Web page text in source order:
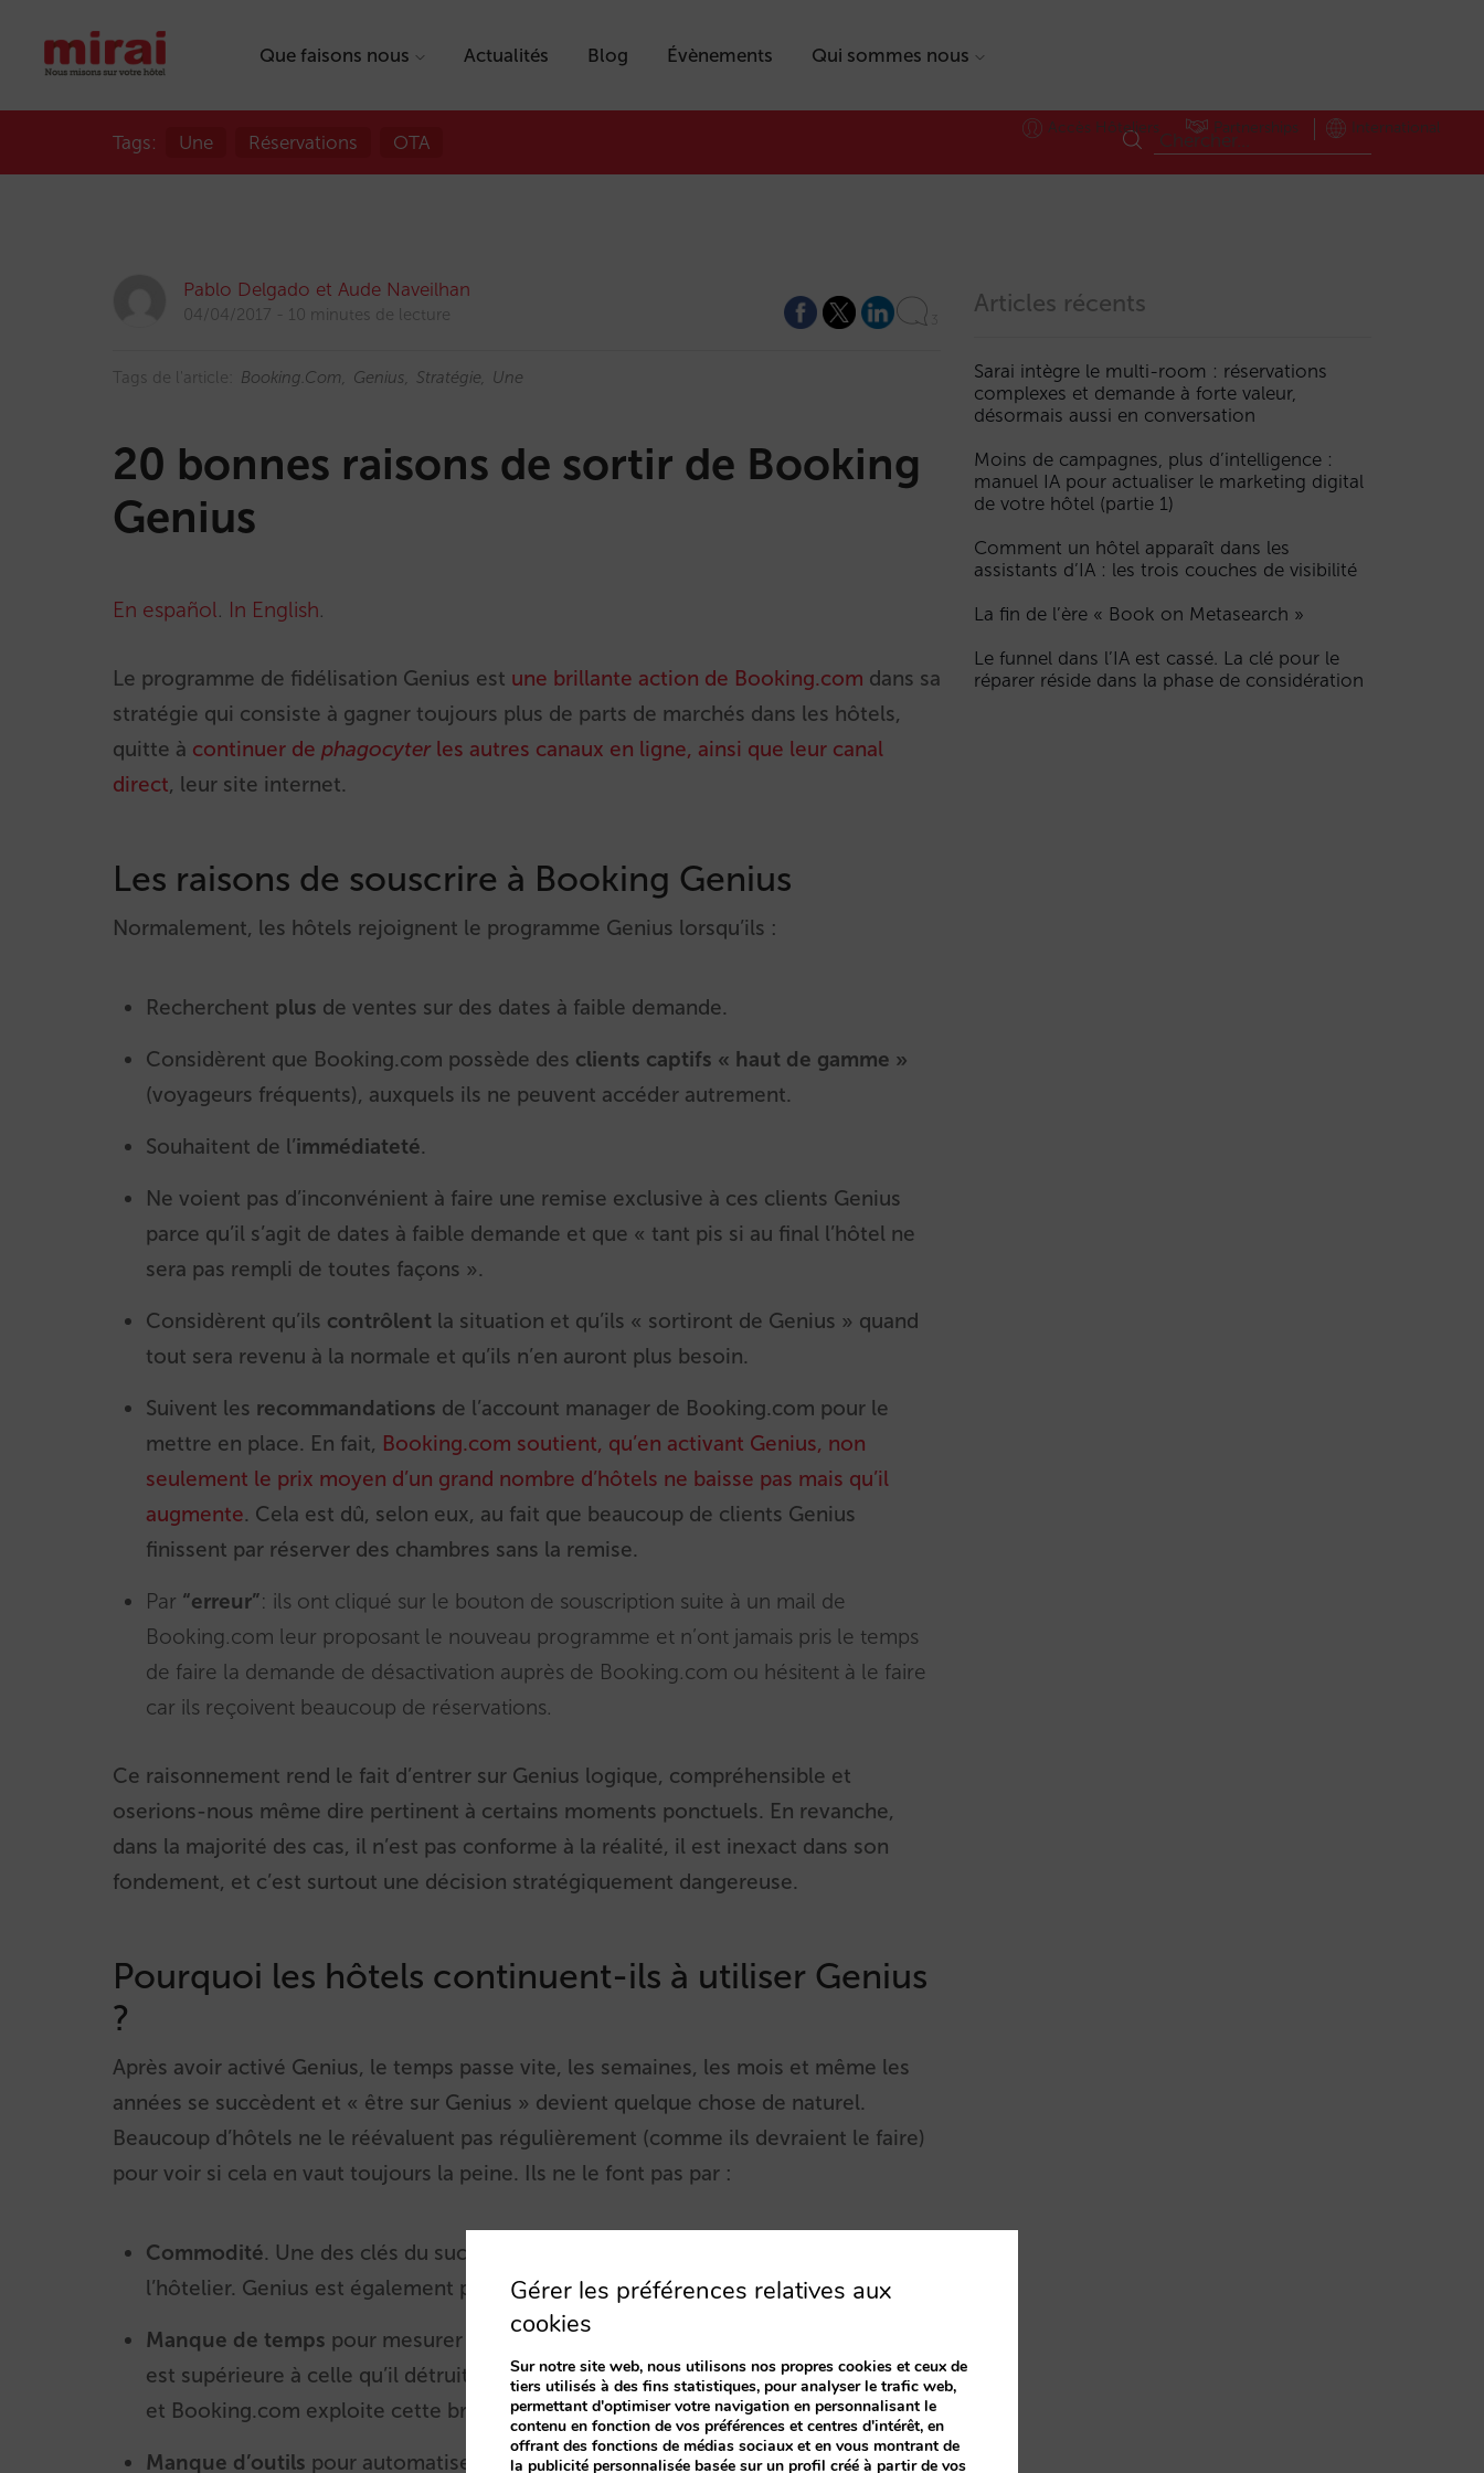
Que faisons nous Actualités Blog Évènements Qui sommes nous
Accès Hôteliers Partnerships International
Tags: Une Réservations OTA
Pablo Delgado et Aude Naveilhan
04/04/2017 10 minutes de lecture
Tags de l'article: Booking.com Genius Stratégie Une
20 bonnes raisons de sortir de Booking
Genius
En español. In English.
Le programme de fidélisation Genius est une brillante action de Booking.com dans sa
stratégie qui consiste à gagner toujours plus de parts de marchés dans les hôtels,
quitte à continuer de phagocyterles autres canaux en ligne, ainsi que leur canal
direct, leur site internet.
Les raisons de souscrire à Booking Genius
Normalement, les hôtels rejoignent le programme Genius lorsqu’ils :
Recherchent plus de ventes sur des dates à faible demande.
Considèrent que Booking.com possède des clients captifs « haut de gamme »
(voyageurs fréquents), auxquels ils ne peuvent accéder autrement.
Souhaitent de l’immédiateté.
Ne voient pas d’inconvénient à faire une remise exclusive à ces clients Genius
parce qu’il s’agit de dates à faible demande et que « tant pis si au final l’hôtel ne
sera pas rempli de toutes façons ».
Considèrent qu’ils contrôlent la situation et qu’ils « sortiront de Genius » quand
tout sera revenu à la normale et qu’ils n’en auront plus besoin.
Suivent les recommandations de l’account manager de Booking.com pour le
mettre en place. En fait, Booking.com soutient, qu’en activant Genius, non
seulement le prix moyen d’un grand nombre d’hôtels ne baisse pas mais qu’il
augmente. Cela est dû, selon eux, au fait que beaucoup de clients Genius
finissent par réserver des chambres sans la remise.
Par “erreur”: ils ont cliqué sur le bouton de souscription suite à un mail de
Booking.com leur proposant le nouveau programme et n’ont jamais pris le temps
de faire la demande de désactivation auprès de Booking.com ou hésitent à le faire
car ils reçoivent beaucoup de réservations.
Ce raisonnement rend le fait d’entrer sur Genius logique, compréhensible et
oserions-nous même dire pertinent à certains moments ponctuels. En revanche,
dans la majorité des cas, il n’est pas conforme à la réalité, il est inexact dans son
fondement, et c’est surtout une décision stratégiquement dangereuse.
Pourquoi les hôtels continuent-ils à utiliser Genius
?
Après avoir activé Genius, le temps passe vite, les semaines, les mois et même les
années se succèdent et « être sur Genius » devient quelque chose de naturel.
Beaucoup d’hôtels ne le réévaluent pas régulièrement (comme ils devraient le faire)
pour voir si cela en vaut toujours la peine. Ils ne le font pas par :
Commodité. Une des clés du succès de Booking.com est qu’il facilite la vie de
l’hôtelier. Genius est également pratique.
Manque de temps pour mesurer les résultats et analyser si la valeur qu’il apporte
est supérieure à celle qu’il détruit. Commodité et manque de temps vont de pair
et Booking.com exploite cette brèche à merveille.
Manque d’outils pour automatiser les données pour leur analyse ultérieure. Celui
Articles récents
Sarai intègre le multi-room : réservations
complexes et demande à forte valeur,
désormais aussi en conversation
Moins de campagnes, plus d’intelligence :
manuel IA pour actualiser le marketing digital
de votre hôtel (partie 1)
Comment un hôtel apparaît dans les
assistants d’IA : les trois couches de visibilité
La fin de l’ère « Book on Metasearch »
Le funnel dans l’IA est cassé. La clé pour le
réparer réside dans la phase de considération
Gérer les préférences relatives aux
cookies
Sur notre site web, nous utilisons nos propres cookies et ceux de
tiers utilisés à des fins statistiques, pour analyser le trafic web,
permettant d'optimiser votre navigation en personnalisant le
contenu en fonction de vos préférences et centres d'intérêt, en
offrant des fonctions de médias sociaux et en vous montrant de
la publicité personnalisée basée sur un profil créé à partir de vos